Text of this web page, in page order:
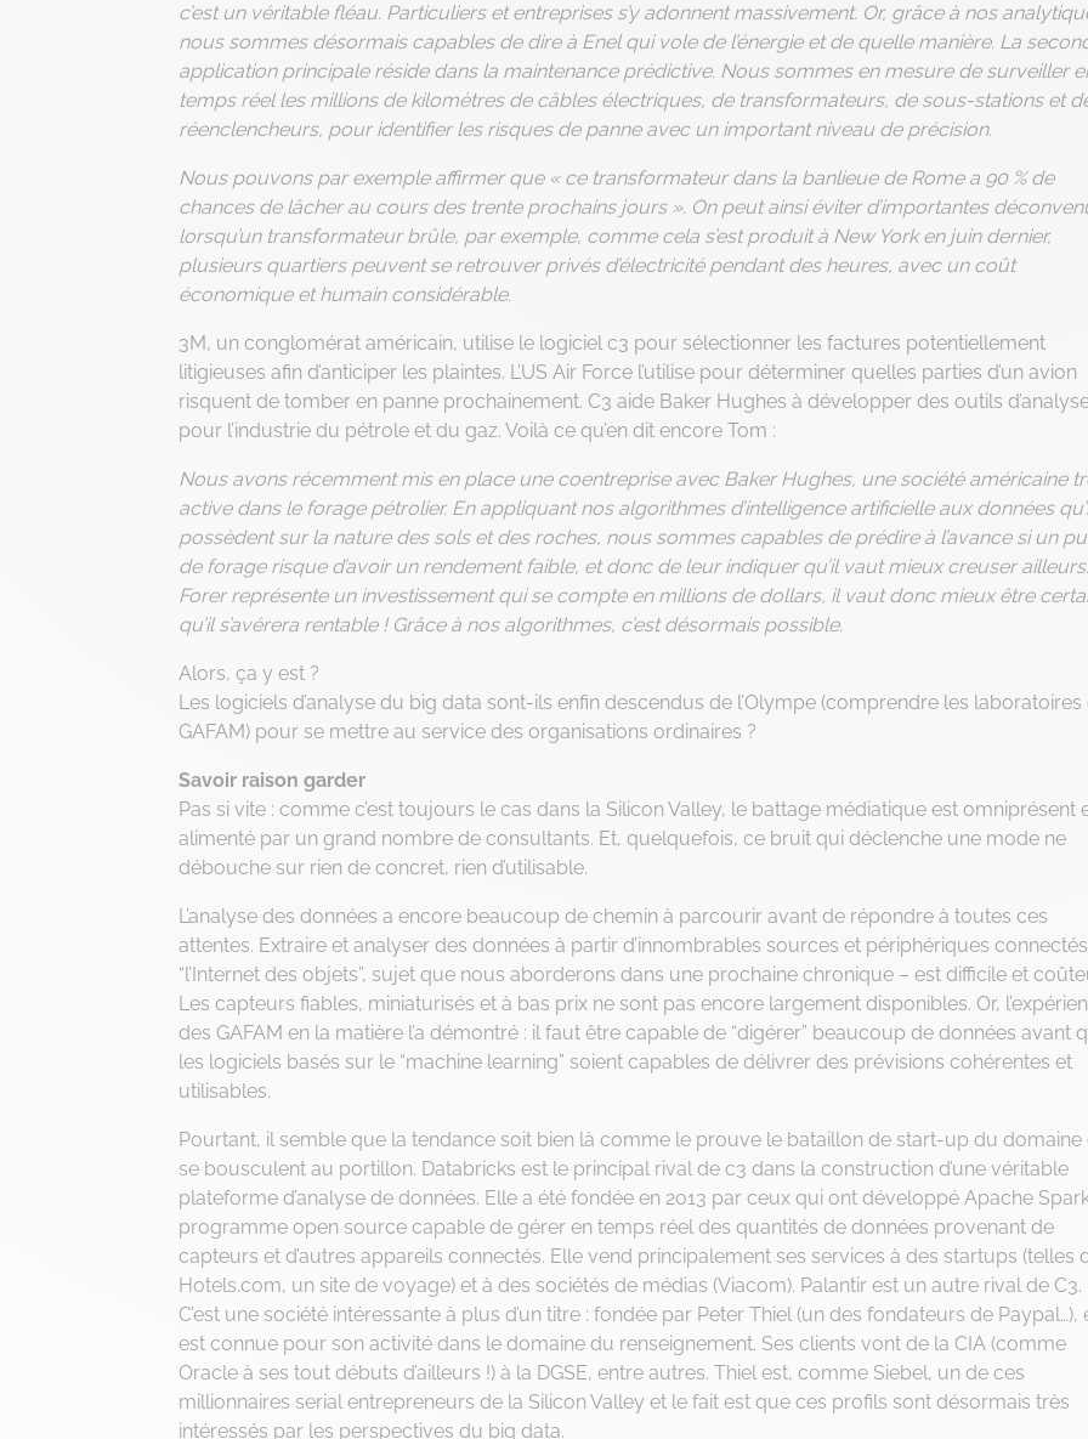
c’est un véritable fléau. Particuliers et entreprises s’y adonnent massivement. Or, grâce à nos
nous sommes désormais capables de dire à Enel qui vole de l’énergie et de quelle manière. La
application principale réside dans la maintenance prédictive. Nous sommes en mesure de surveiller
temps réel les millions de kilomètres de câbles électriques, de transformateurs, de sous-stations et
réenclencheurs, pour identifier les risques de panne avec un important niveau de précision.
Nous pouvons par exemple affirmer que « ce transformateur dans la banlieue de Rome a 90 % de
chances de lâcher au cours des trente prochains jours ». On peut ainsi éviter d’importantes
lorsqu’un transformateur brûle, par exemple, comme cela s’est produit à New York en juin dernier,
plusieurs quartiers peuvent se retrouver privés d’électricité pendant des heures, avec un coût
économique et humain considérable.
3M, un conglomérat américain, utilise le logiciel c3 pour sélectionner les factures potentiellement
litigieuses afin d’anticiper les plaintes. L’US Air Force l’utilise pour déterminer quelles parties d’un avion
risquent de tomber en panne prochainement. C3 aide Baker Hughes à développer des outils
pour l’industrie du pétrole et du gaz. Voilà ce qu’en dit encore Tom :
Nous avons récemment mis en place une coentreprise avec Baker Hughes, une société américaine
active dans le forage pétrolier. En appliquant nos algorithmes d’intelligence artificielle aux données
possèdent sur la nature des sols et des roches, nous sommes capables de prédire à l’avance si un
de forage risque d’avoir un rendement faible, et donc de leur indiquer qu’il vaut mieux creuser ailleurs.
Forer représente un investissement qui se compte en millions de dollars, il vaut donc mieux être
qu’il s’avérera rentable ! Grâce à nos algorithmes, c’est désormais possible.
Alors, ça y est ?
Les logiciels d’analyse du big data sont-ils enfin descendus de l’Olympe (comprendre les laboratoires
GAFAM) pour se mettre au service des organisations ordinaires ?
Savoir raison garder
Pas si vite : comme c’est toujours le cas dans la Silicon Valley, le battage médiatique est omniprésent
alimenté par un grand nombre de consultants. Et, quelquefois, ce bruit qui déclenche une mode ne
débouche sur rien de concret, rien d’utilisable.
L’analyse des données a encore beaucoup de chemin à parcourir avant de répondre à toutes ces
attentes. Extraire et analyser des données à partir d’innombrables sources et périphériques
“l’Internet des objets”, sujet que nous aborderons dans une prochaine chronique – est difficile et
Les capteurs fiables, miniaturisés et à bas prix ne sont pas encore largement disponibles. Or,
des GAFAM en la matière l’a démontré : il faut être capable de “digérer” beaucoup de données avant
les logiciels basés sur le “machine learning” soient capables de délivrer des prévisions cohérentes et
utilisables.
Pourtant, il semble que la tendance soit bien là comme le prouve le bataillon de start-up du domaine
se bousculent au portillon. Databricks est le principal rival de c3 dans la construction d’une véritable
plateforme d’analyse de données. Elle a été fondée en 2013 par ceux qui ont développé Apache
programme open source capable de gérer en temps réel des quantités de données provenant de
capteurs et d’autres appareils connectés. Elle vend principalement ses services à des startups (telles
Hotels.com, un site de voyage) et à des sociétés de médias (Viacom). Palantir est un autre rival de C3.
C’est une société intéressante à plus d’un titre : fondée par Peter Thiel (un des fondateurs de Paypal…),
est connue pour son activité dans le domaine du renseignement. Ses clients vont de la CIA (comme
Oracle à ses tout débuts d’ailleurs !) à la DGSE, entre autres. Thiel est, comme Siebel, un de ces
millionnaires serial entrepreneurs de la Silicon Valley et le fait est que ces profils sont désormais très
intéressés par les perspectives du big data.
Notre plateforme vous permet d'adapter et de gérer vos